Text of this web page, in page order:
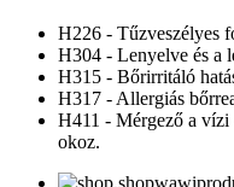
H226 - Tűzveszélyes
H304 - Lenyelve és a
H315 - Bőrirritáló
H317 - Allergiás
H411 - Mérgező a vízi
okoz.